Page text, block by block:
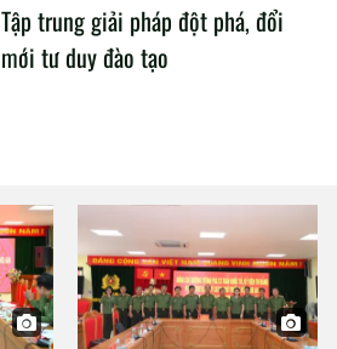
Tập trung giải pháp đột phá, đổi
mới tư duy đào tạo